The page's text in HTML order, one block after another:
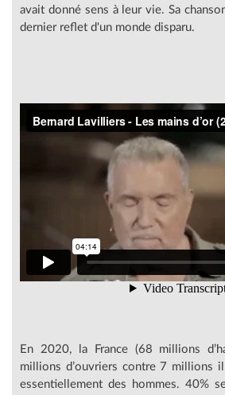
avait donné sens à leur vie. Sa
dernier reflet d'un monde disparu.
En 2020, la France (68 millions
millions d’ouvriers contre 7 millions
essentiellement des hommes. 40%